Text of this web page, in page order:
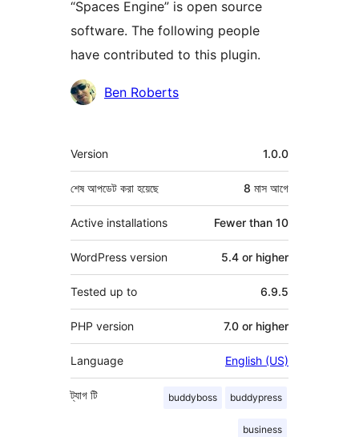
“Spaces Engine” is open source
software. The following people
have contributed to this plugin.
কন্ট্রিবিউটরBen Roberts
মেটা
Version 1.0.0
শেষ আপডেট করা হয়েছে 8 মাস আগে
Active installations Fewer than 10
WordPress version 5.4 or higher
Tested up to 6.9.5
PHP version 7.0 or higher
Language English (US)
ট্যাগ buddyboss buddypress
business
টি